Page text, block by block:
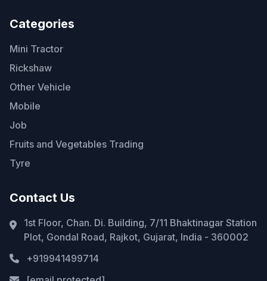
Categories
Mini Tractor
Rickshaw
Other Vehicle
Mobile
Job
Fruits and Vegetables Trading
Tyre
Contact Us
1st Floor, Chan. Di. Building, 7/11 Bhaktinagar Station
Plot, Gondal Road, Rajkot, Gujarat, India - 360002
+919941499714